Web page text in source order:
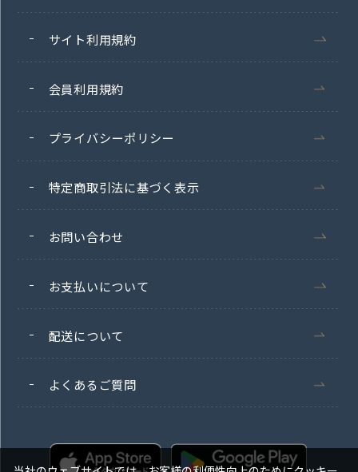
サイト利用規約
会員利用規約
プライバシーポリシー
特定商取引法に基づく表示
お問い合わせ
お支払いについて
配送について
よくあるご質問